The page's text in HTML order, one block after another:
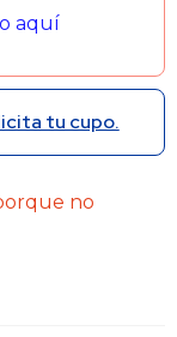
aquí
tu cupo.
no